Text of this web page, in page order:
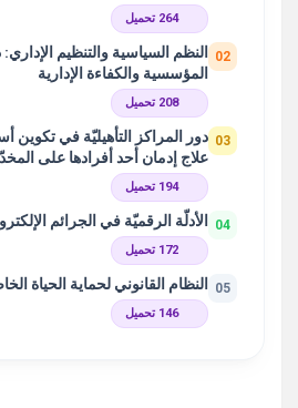
264 تحميل
02
النظم السياسية والتنظيم
المؤسسية والكفاءة الإدارية
208 تحميل
03 دور المراكز التأهيليّة في
علاج إدمان أحد أفرادها على
194 تحميل
04 الأدلّة الرقميّة في الجرائم
172 تحميل
05 النظام القانوني لحماية الحياة
146 تحميل